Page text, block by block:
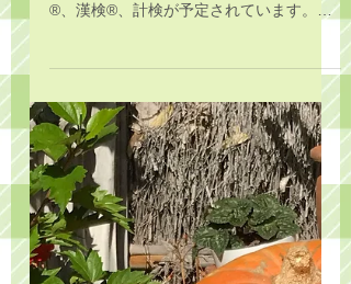
®、漢検®、計検が予定されています。規
定の人数を満たせば当教室での準会場試験
が実施可能となりますので、ご希望の方は
以下をご熟読のうえ講師までお申し出下さ
い。（ECC在籍生でなくても受験可能で
す...